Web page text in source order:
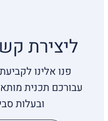
ליצירת
פנו אלינו
עבורכם תכנית
ובעלות